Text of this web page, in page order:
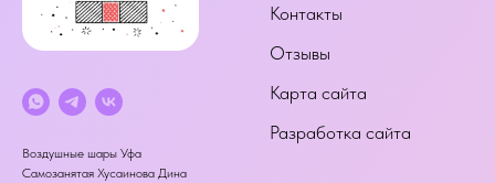
Воздушные шары Уфа
Самозанятая Хусаинова Дина
Контакты
Отзывы
Карта сайта
Разработка сайта